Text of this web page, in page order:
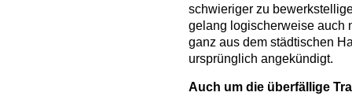
schwieriger zu
gelang logischerweise auch
ganz aus dem städtischen
ursprünglich angekündigt.
Auch um die überfällige